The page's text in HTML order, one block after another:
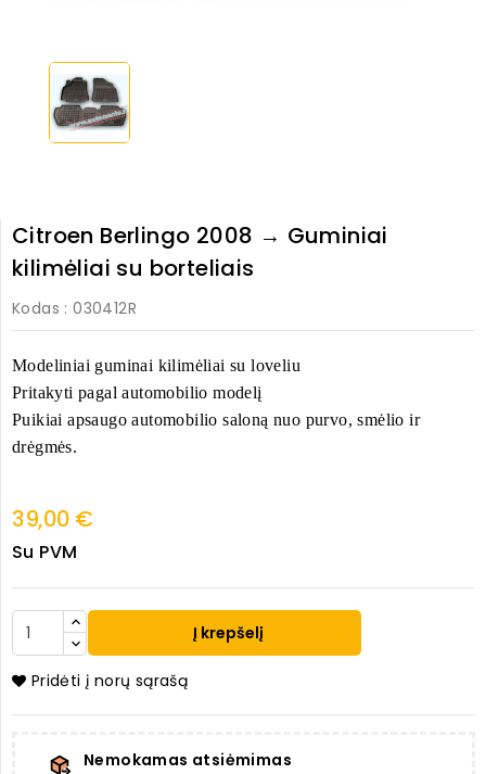
Citroen Berlingo 2008 → Guminiai
kilimėliai su borteliais
Kodas : 030412R
Modeliniai guminai kilimėliai su loveliu
Pritakyti pagal automobilio modelį
Puikiai apsaugo automobilio saloną nuo purvo, smėlio ir
drėgmės.
39,00 €
Su PVM
Į krepšelį
Pridėti į norų sąrašą
Nemokamas atsiėmimas